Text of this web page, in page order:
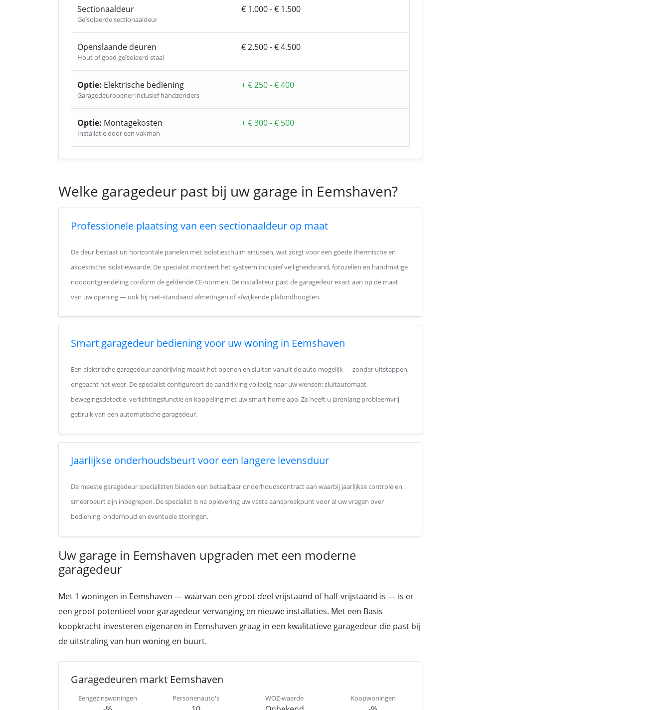
Sectionaaldeur
Geïsoleerde sectionaaldeur
€ 1.000 - € 1.500
Openslaande deuren
Hout of goed geïsoleerd staal
€ 2.500 - € 4.500
Optie: Elektrische bediening
Garagedeuropener inclusief handzenders
+ € 250 - € 400
Optie: Montagekosten
Installatie door een vakman
+ € 300 - € 500
Welke garagedeur past bij uw garage in Eemshaven?
Professionele plaatsing van een sectionaaldeur op maat
De deur bestaat uit horizontale panelen met isolatieschuim ertussen, wat zorgt voor een goede thermische en
akoestische isolatiewaarde. De specialist monteert het systeem inclusief veiligheidsrand, fotozellen en handmatige
noodontgrendeling conform de geldende CE-normen. De installateur past de garagedeur exact aan op de maat
van uw opening — ook bij niet-standaard afmetingen of afwijkende plafondhoogten.
Smart garagedeur bediening voor uw woning in Eemshaven
Een elektrische garagedeur aandrijving maakt het openen en sluiten vanuit de auto mogelijk — zonder uitstappen,
ongeacht het weer. De specialist configureert de aandrijving volledig naar uw wensen: sluitautomaat,
bewegingsdetectie, verlichtingsfunctie en koppeling met uw smart home app. Zo heeft u jarenlang probleemvrij
gebruik van een automatische garagedeur.
Jaarlijkse onderhoudsbeurt voor een langere levensduur
De meeste garagedeur specialisten bieden een betaalbaar onderhoudscontract aan waarbij jaarlijkse controle en
smeerbeurt zijn inbegrepen. De specialist is na oplevering uw vaste aanspreekpunt voor al uw vragen over
bediening, onderhoud en eventuele storingen.
Uw garage in Eemshaven upgraden met een moderne
garagedeur
Met 1 woningen in Eemshaven — waarvan een groot deel vrijstaand of half-vrijstaand is — is er
een groot potentieel voor garagedeur vervanging en nieuwe installaties. Met een Basis
koopkracht investeren eigenaren in Eemshaven graag in een kwalitatieve garagedeur die past bij
de uitstraling van hun woning en buurt.
Garagedeuren markt Eemshaven
Eengezinswoningen Personenauto's WOZ-waarde Koopwoningen